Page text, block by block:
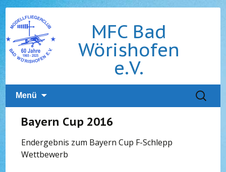
MFC Bad
Wörishofen
e.V.
Menü
Suchen
nach:
Bayern Cup 2016
Endergebnis zum Bayern Cup F-Schlepp
Wettbewerb